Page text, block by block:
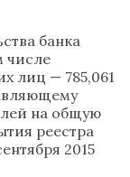
банка
числе
лиц — 785,061
на общую
реестра
2015